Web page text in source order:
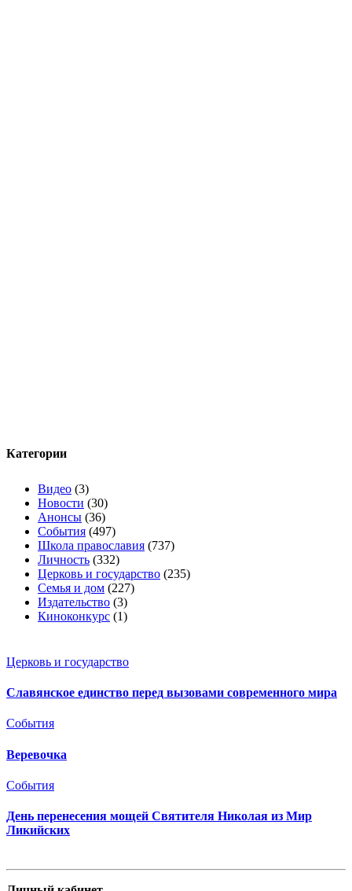
Категории
Видео (3)
Новости (30)
Анонсы (36)
События (497)
Школа православия (737)
Личность (332)
Церковь и государство (235)
Семья и дом (227)
Издательство (3)
Киноконкурс (1)
Церковь и государство
Славянское единство перед вызовами современного мира
События
Веревочка
События
День перенесения мощей Святителя Николая из Мир
Ликийских